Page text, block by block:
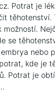
Potrat je
těhotenství.
možností.
se
nebo
kde je
Potrat je